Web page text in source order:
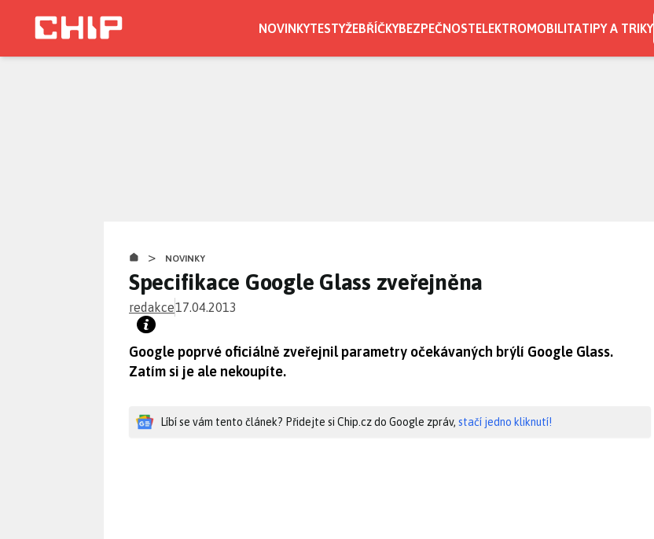
NOVINKYTESTYŽEBŘÍČKYBEZPEČNOSTELEKTROMOBILITATIPY A TRIKY
> NOVINKY
Specifikace Google Glass zveřejněna
redakce17.04.2013
Google poprvé oficiálně zveřejnil parametry očekávaných brýlí Google Glass.
Zatím si je ale nekoupíte.
Líbí se vám tento článek? Přidejte si Chip.cz do Google zpráv, stačí jedno kliknutí!